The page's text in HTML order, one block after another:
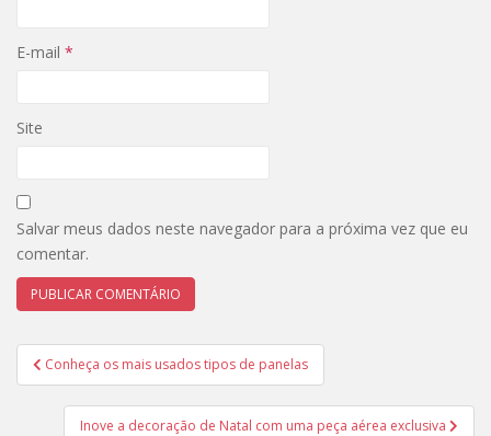
E-mail *
Site
Salvar meus dados neste navegador para a próxima vez que eu
comentar.
Navegação
de
Post
Conheça os mais usados tipos de panelas
Inove a decoração de Natal com uma peça aérea exclusiva